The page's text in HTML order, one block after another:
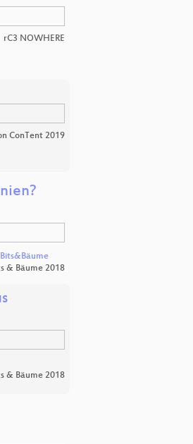
rC3 NOWHERE
ConTent 2019
& Bäume 2018
& Bäume 2018